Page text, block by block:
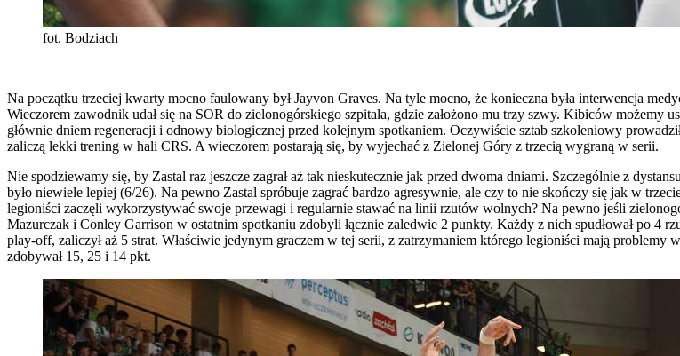
fot. Bodziach
Na początku trzeciej kwarty mocno faulowany był Jayvon Graves. Na tyle mocno, że konieczna była interwencja
Wieczorem zawodnik udał się na SOR do zielonogórskiego szpitala, gdzie założono mu trzy szwy. Kibiców możemy
głównie dniem regeneracji i odnowy biologicznej przed kolejnym spotkaniem. Oczywiście sztab szkoleniowy
zaliczą lekki trening w hali CRS. A wieczorem postarają się, by wyjechać z Zielonej Góry z trzecią wygraną w serii.
Nie spodziewamy się, by Zastal raz jeszcze zagrał aż tak nieskutecznie jak przed dwoma dniami. Szczególnie z
było niewiele lepiej (6/26). Na pewno Zastal spróbuje zagrać bardzo agresywnie, ale czy to nie skończy się jak w
legioniści zaczęli wykorzystywać swoje przewagi i regularnie stawać na linii rzutów wolnych? Na pewno jeśli
Mazurczak i Conley Garrison w ostatnim spotkaniu zdobyli łącznie zaledwie 2 punkty. Każdy z nich spudłował po 4
play-off, zaliczył aż 5 strat. Właściwie jedynym graczem w tej serii, z zatrzymaniem którego legioniści mają
zdobywał 15, 25 i 14 pkt.